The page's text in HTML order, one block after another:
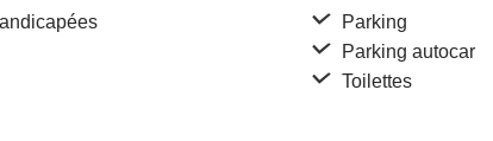
Parking
Parking autocar
Toilettes